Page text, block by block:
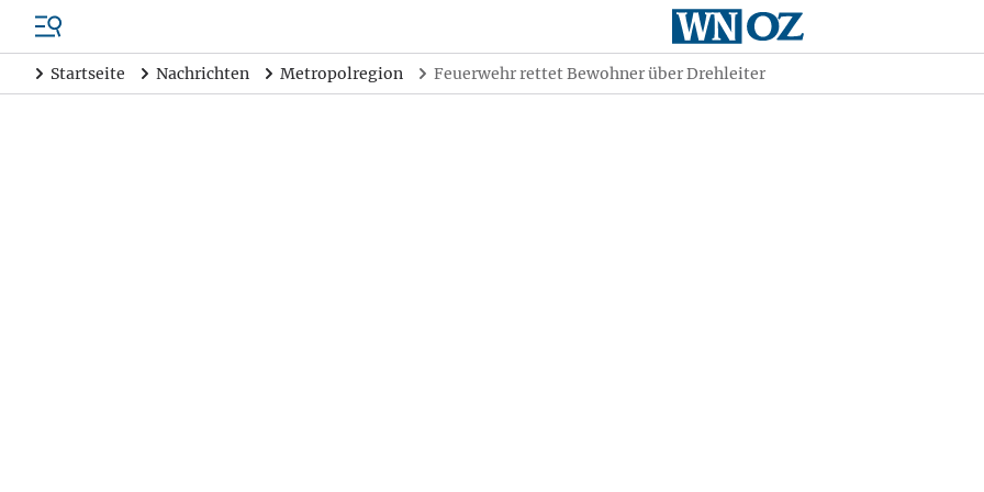
Startseite Nachrichten Metropolregion Feuerwehr rettet Bewohner über Drehleiter